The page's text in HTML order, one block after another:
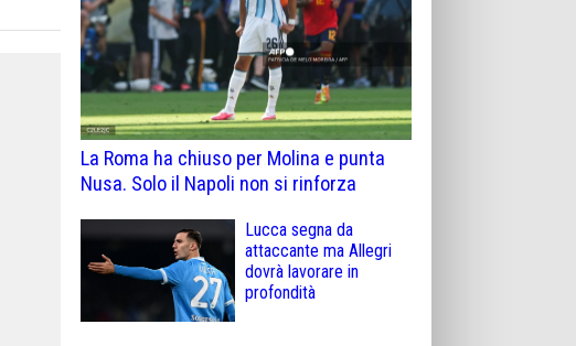
La Roma ha chiuso per Molina e punta
Nusa. Solo il Napoli non si rinforza
Lucca segna da
attaccante ma Allegri
dovrà lavorare in
profondità